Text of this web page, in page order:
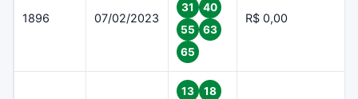
1896 07/02/2023
31
40
55
63
65
R$ 0,00
13
18